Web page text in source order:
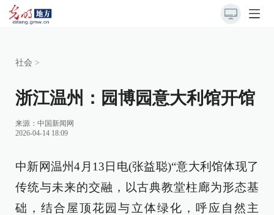
社会 >
浙江温州：园博园意大利馆开馆
来源： 中国新闻网
2026-04-14 18:09
中新网温州4月13日电(张益聪)“意大利馆体现了
传统与未来的交融，以古典教堂柱廊为形态基
础，结合屋顶花园与立体绿化，呼应自然主